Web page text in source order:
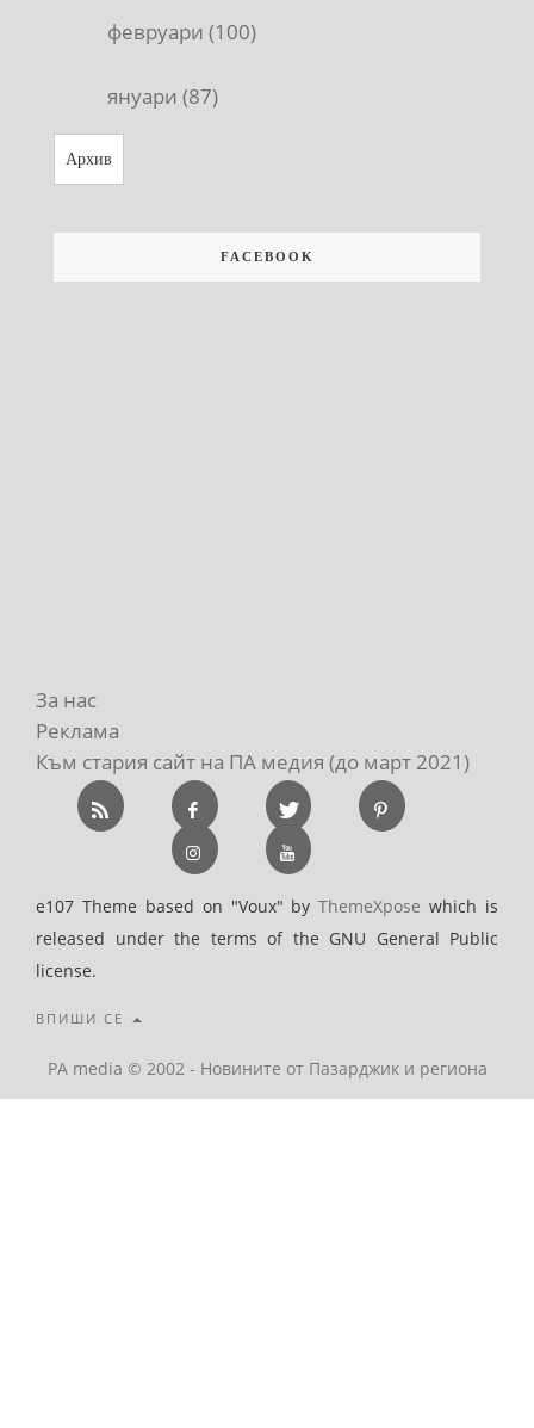
февруари (100)
януари (87)
Архив
FACEBOOK
За нас
Реклама
Към стария сайт на ПА медия (до март 2021)
e107 Theme based on "Voux" byThemeXpose which is
released under the terms of the GNU General Public
license.
ВПИШИ СЕ
PA media © 2002 - Новините от Пазарджик и региона